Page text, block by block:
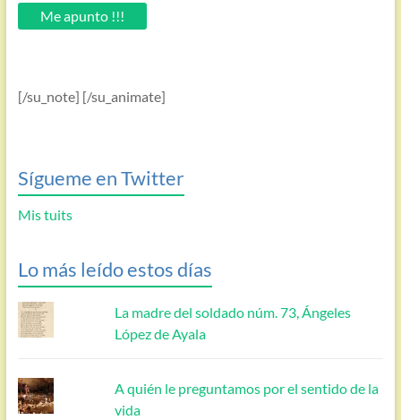
email.Me apunto !!!
[/su_note] [/su_animate]
Sígueme en Twitter
Mis tuits
Lo más leído estos días
La madre del soldado núm. 73, Ángeles
López de Ayala
A quién le preguntamos por el sentido de la
vida